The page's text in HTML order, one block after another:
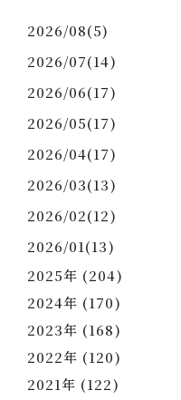
2026/08(5)
2026/07(14)
2026/06(17)
2026/05(17)
2026/04(17)
2026/03(13)
2026/02(12)
2026/01(13)
2025年 (204)
2024年 (170)
2023年 (168)
2022年 (120)
2021年 (122)